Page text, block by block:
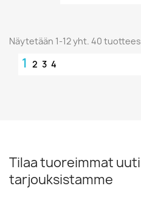
Näytetään 1-12 yht. 40
1 2 3 4
Tilaa tuoreimmat
tarjouksistamme